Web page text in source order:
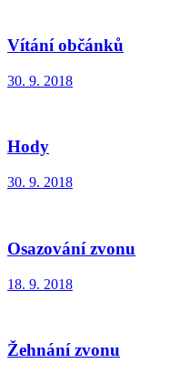
Vítání občánků
30. 9. 2018
Hody
30. 9. 2018
Osazování zvonu
18. 9. 2018
Žehnání zvonu